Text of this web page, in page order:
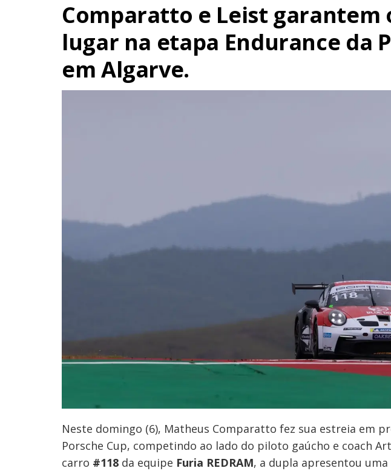
Comparatto e Leist garantem
lugar na etapa Endurance da
em Algarve.
Neste domingo (6), Matheus Comparatto fez sua estreia em
Porsche Cup, competindo ao lado do piloto gaúcho e coach
carro #118 da equipe Furia REDRAM, a dupla apresentou
Navegação